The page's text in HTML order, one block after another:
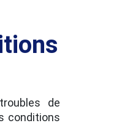
de
conditions